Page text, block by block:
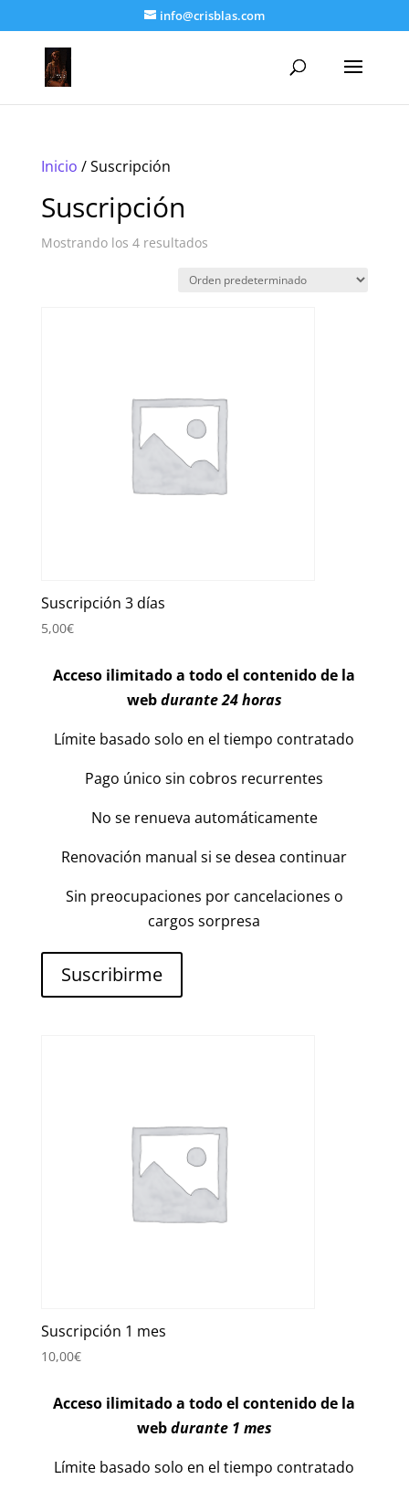
info@crisblas.com
Inicio / Suscripción
Suscripción
Mostrando los 4 resultados
Suscripción 3 días
5,00€
Acceso ilimitado a todo el contenido de la
webdurante 24 horas
Límite basado solo en el tiempo contratado
Pago único sin cobros recurrentes
No se renueva automáticamente
Renovación manual si se desea continuar
Sin preocupaciones por cancelaciones o
cargos sorpresa
Suscribirme
Suscripción 1 mes
10,00€
Acceso ilimitado a todo el contenido de la
webdurante 1 mes
Límite basado solo en el tiempo contratado